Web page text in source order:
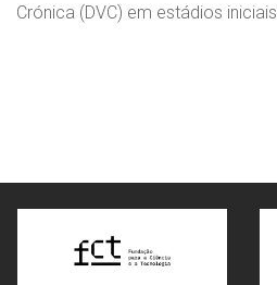
Crónica (DVC) em estádios iniciais.